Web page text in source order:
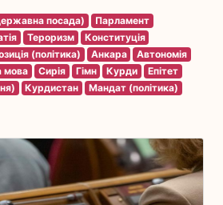
посада)
Парламент
Тероризм
Конституція
(політика) Анкара
Автономія
мова Сирія Гімн Курди
Епітет
Курдистан Мандат (політика)